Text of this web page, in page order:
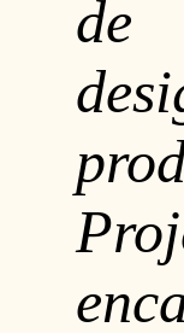
de